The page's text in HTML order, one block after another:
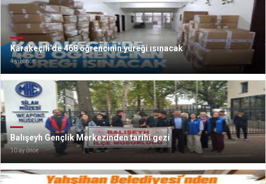
Karakeçili’de 468 öğrencinin yüreği ısınacak
4 yıl önce
Balışeyh Gençlik Merkezinden tarihi gezi
10 ay önce